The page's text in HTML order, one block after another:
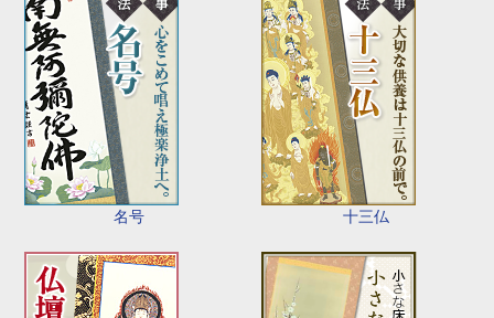
名号 十三仏